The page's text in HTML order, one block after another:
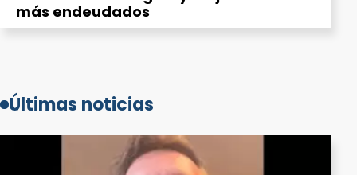
más endeudados
Últimas noticias